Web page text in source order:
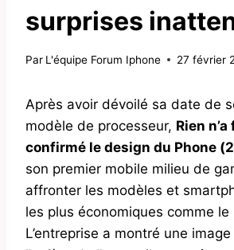
surprises
Par L'équipe Forum Iphone 27 février
Après avoir dévoilé sa date de
modèle de processeur, Rien
confirmé le design du Phone
son premier mobile milieu de
affronter les modèles et
les plus économiques comme le
L’entreprise a montré une